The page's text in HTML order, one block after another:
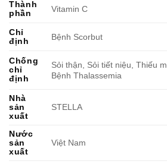
Thành
phần
Vitamin C
Chỉ
định
Bệnh Scorbut
Chống
chỉ
định
Sỏi thận, Sỏi tiết niệu, Thiếu
Bệnh Thalassemia
Nhà
sản
xuất
STELLA
Nước
sản
xuất
Việt Nam